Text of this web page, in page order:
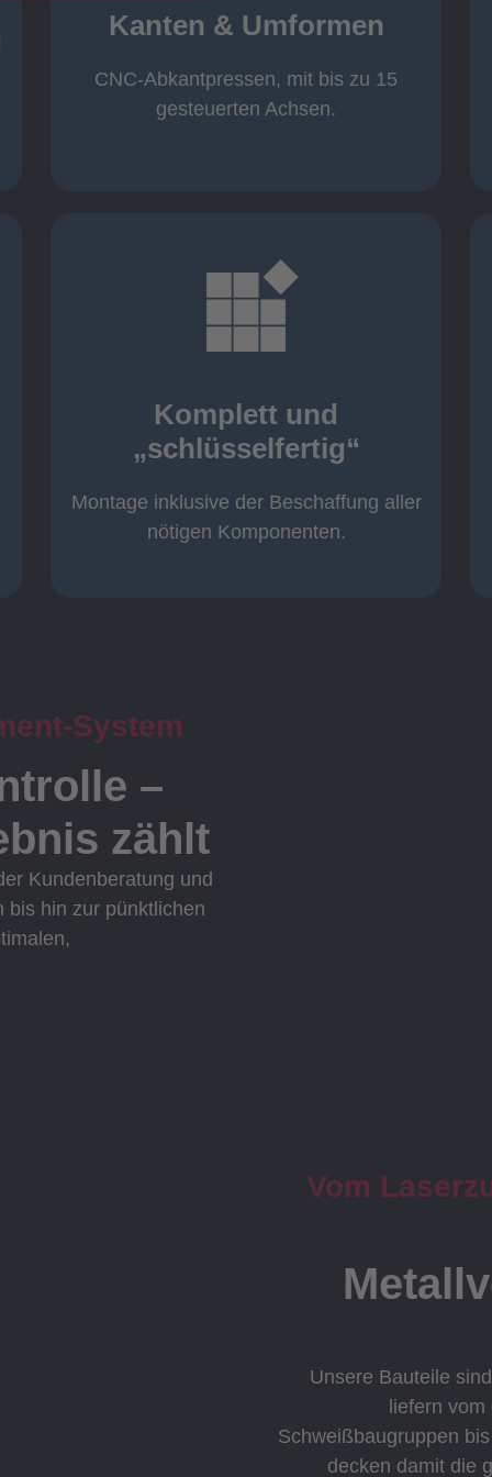
Kanten & Umformen
CNC-Abkantpressen, mit bis zu 15
gesteuerten Achsen.
Kanten & Umformen
von 160 kN bis 4000 kN
von 600 mm bis 4000 mm
Komplett und
„schlüsselfertig“
Montage inklusive der Beschaffung aller
nötigen Komponenten.
Komplett und
„schlüsselfertig“:
Komponenten von Elting
mehr erfahren
System
–
zählt
Kundenberatung und
bis hin zur pünktlichen
Vom
Unsere Bauteile
liefern vom
Schweißbaugruppen
decken damit die